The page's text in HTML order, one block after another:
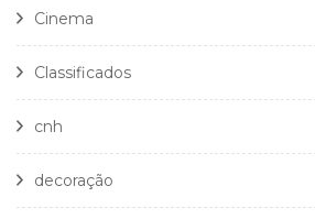
Cinema
Classificados
cnh
decoração